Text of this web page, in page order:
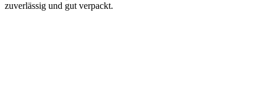
zuverlässig und gut verpackt.